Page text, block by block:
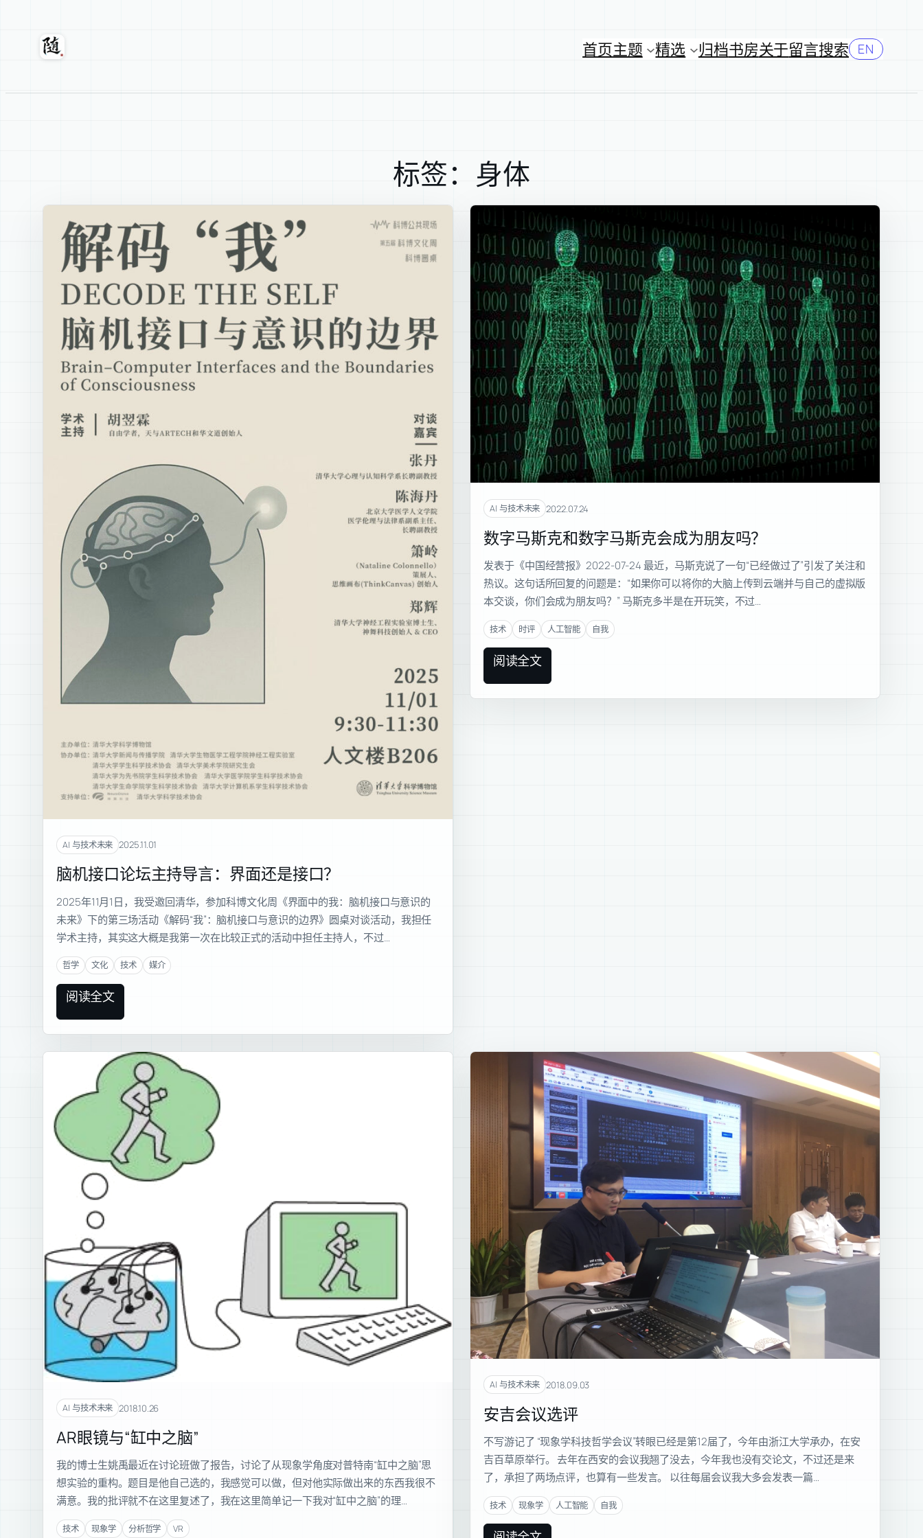
随轩 首页主题 精选 归档书房关于留言搜索 EN
标签：身体
AI 与技术未来 2025.11.01
脑机接口论坛主持导言：界面还是接口？
2025年11月1日，我受邀回清华，参加科博文化周《界面中的我：脑机接口与意识的
未来》下的第三场活动《解码“我”：脑机接口与意识的边界》圆桌对谈活动，我担任
学术主持，其实这大概是我第一次在比较正式的活动中担任主持人，不过…
哲学 文化 技术 媒介
阅读全文
AI 与技术未来 2022.07.24
数字马斯克和数字马斯克会成为朋友吗？
发表于《中国经营报》2022-07-24 最近，马斯克说了一句“已经做过了”引发了关注和
热议。这句话所回复的问题是：“如果你可以将你的大脑上传到云端并与自己的虚拟版
本交谈，你们会成为朋友吗？” 马斯克多半是在开玩笑，不过…
技术 时评 人工智能 自我
阅读全文
AI 与技术未来 2018.10.26
AR眼镜与“缸中之脑”
我的博士生姚禹最近在讨论班做了报告，讨论了从现象学角度对普特南“缸中之脑”思
想实验的重构。题目是他自己选的，我感觉可以做，但对他实际做出来的东西我很不
满意。我的批评就不在这里复述了，我在这里简单记一下我对“缸中之脑”的理…
技术 现象学 分析哲学 VR
AI 与技术未来 2018.09.03
安吉会议选评
不写游记了 “现象学科技哲学会议”转眼已经是第12届了，今年由浙江大学承办，在安
吉百草原举行。 去年在西安的会议我翘了没去，今年我也没有交论文，不过还是来
了，承担了两场点评，也算有一些发言。 以往每届会议我大多会发表一篇…
技术 现象学 人工智能 自我